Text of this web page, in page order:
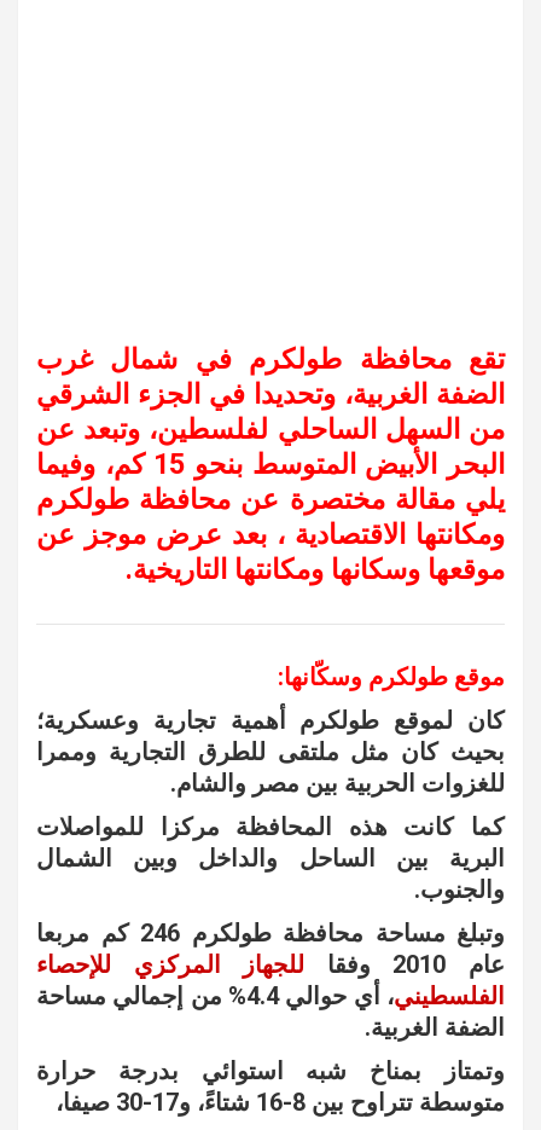
تقع محافظة طولكرم في شمال غرب
الضفة الغربية، وتحديدا في الجزء الشرقي
من السهل الساحلي لفلسطين، وتبعد عن
البحر الأبيض المتوسط بنحو 15 كم، وفيما
يلي مقالة مختصرة عن محافظة طولكرم
ومكانتها الاقتصادية ، بعد عرض موجز عن
موقعها وسكانها ومكانتها التاريخية.
موقع طولكرم وسكّانها:
كان لموقع طولكرم أهمية تجارية وعسكرية؛
بحيث كان مثل ملتقى للطرق التجارية وممرا
للغزوات الحربية بين مصر والشام.
كما كانت هذه المحافظة مركزا للمواصلات
البرية بين الساحل والداخل وبين الشمال
والجنوب.
وتبلغ مساحة محافظة طولكرم 246 كم مربعا
عام 2010 وفقا
للجهاز المركزي للإحصاء
الفلسطيني
، أي حوالي 4.4% من إجمالي مساحة
الضفة الغربية.
وتمتاز بمناخ شبه استوائي بدرجة حرارة
متوسطة تتراوح بين 8-16 شتاءً، و17-30 صيفا،